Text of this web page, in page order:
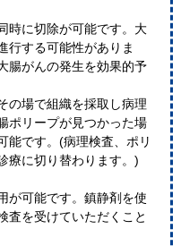
時に切除が可能です。大
行する可能性がありま
腸がんの発生を効果的予
の場で組織を採取し病理
ポリープが見つかった場
能です。(病理検査、ポリ
療に切り替わります。)
が可能です。鎮静剤を使
査を受けていただくこと